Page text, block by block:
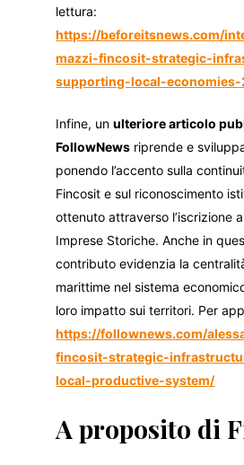
lettura:
https://beforeitsnews.com/
mazzi-fincosit-strategic-
supporting-local-economies-
Infine, unulteriore articolo
FollowNews riprende e
ponendo l’accento sulla
Fincosit e sul riconoscimento
ottenuto attraverso l’iscrizione
Imprese Storiche. Anche in
contributo evidenzia la
marittime nel sistema
loro impatto sui territori. Per
https://follownews.com/
fincosit-strategic-
local-productive-system/
A proposito di